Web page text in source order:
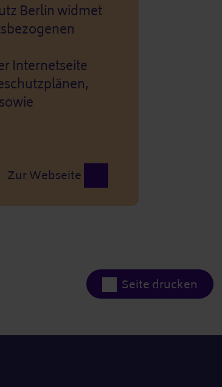
Berlin widmet
Internetseite
Zur Webseite
Seite drucken